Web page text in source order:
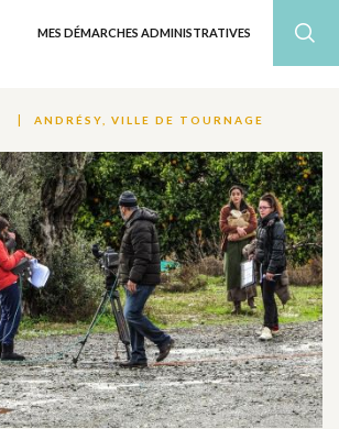
MES DÉMARCHES ADMINISTRATIVES
ANDRÉSY, VILLE DE TOURNAGE